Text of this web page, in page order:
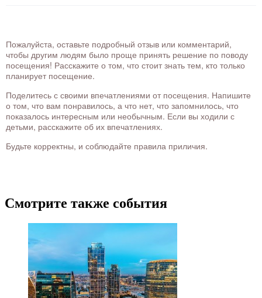
Пожалуйста, оставьте подробный отзыв или комментарий,
чтобы другим людям было проще принять решение по поводу
посещения! Расскажите о том, что стоит знать тем, кто только
планирует посещение.
Поделитесь с своими впечатлениями от посещения. Напишите
о том, что вам понравилось, а что нет, что запомнилось, что
показалось интересным или необычным. Если вы ходили с
детьми, расскажите об их впечатлениях.
Будьте корректны, и соблюдайте правила приличия.
Смотрите также события